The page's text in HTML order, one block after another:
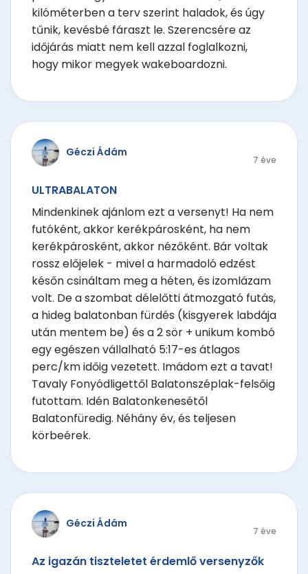
kilóméterben a terv szerint haladok, és úgy
tűnik, kevésbé fáraszt le. Szerencsére az
időjárás miatt nem kell azzal foglalkozni,
hogy mikor megyek wakeboardozni.
Géczi Ádám
7 éve
ULTRABALATON
Mindenkinek ajánlom ezt a versenyt! Ha nem
futóként, akkor kerékpárosként, ha nem
kerékpárosként, akkor nézőként. Bár voltak
rossz előjelek - mivel a harmadoló edzést
későn csináltam meg a héten, és izomlázam
volt. De a szombat délelőtti átmozgató futás,
a hideg balatonban fürdés (kisgyerek labdája
után mentem be) és a 2 sör + unikum kombó
egy egészen vállalható 5:17-es átlagos
perc/km időig vezetett. Imádom ezt a tavat!
Tavaly Fonyódligettől Balatonszéplak-felsőig
futottam. Idén Balatonkenesétől
Balatonfüredig. Néhány év, és teljesen
körbeérek.
Géczi Ádám
7 éve
Az igazán tiszteletet érdemlő versenyzők